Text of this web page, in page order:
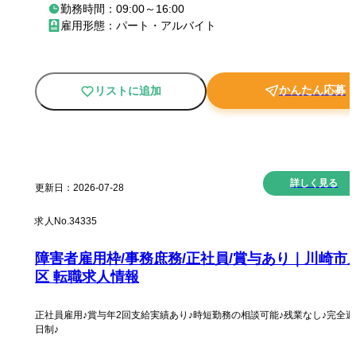
勤務時間：09:00～16:00
雇用形態：パート・アルバイト
リストに追加 かんたん応募
更新日： 2026-07-28
求人No. 34335
詳しく見る
障害者雇用枠/事務庶務/正社員/賞与あり｜川崎市
区 転職求人情報
正社員雇用♪賞与年2回支給実績あり♪時短勤務の相談可能♪残業なし♪完全
日制♪